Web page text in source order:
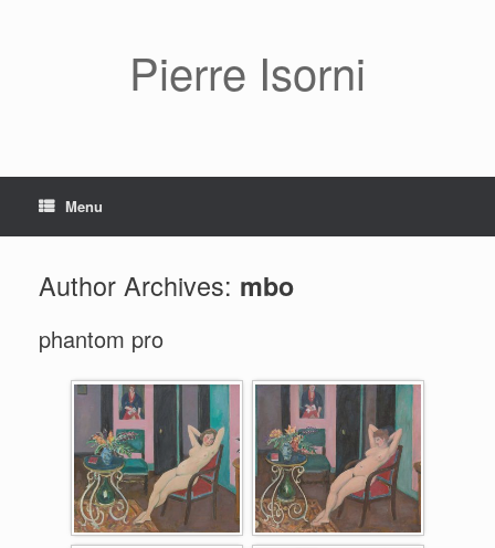
Pierre Isorni
Menu
Author Archives: mbo
phantom pro